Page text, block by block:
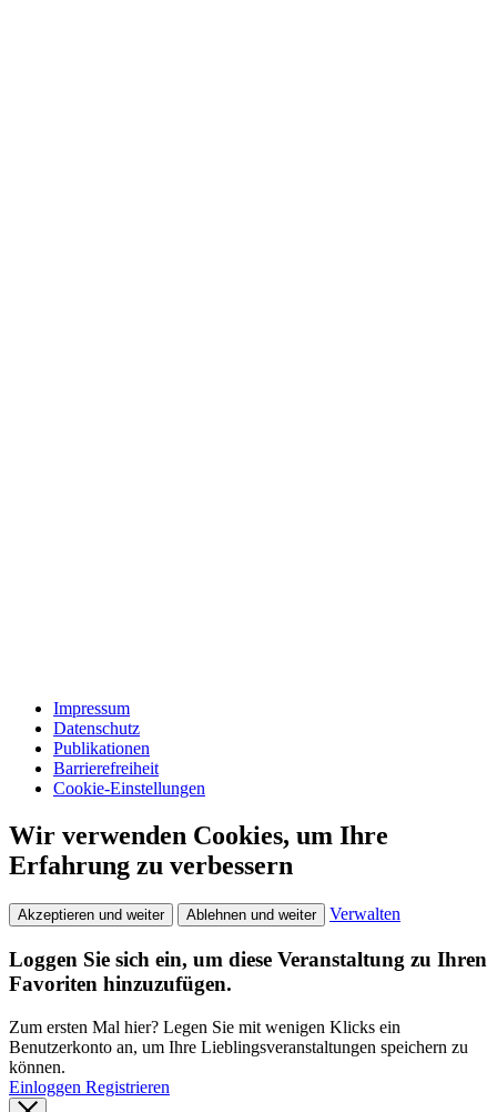
Impressum
Datenschutz
Publikationen
Barrierefreiheit
Cookie-Einstellungen
Wir verwenden Cookies, um Ihre
Erfahrung zu verbessern
Akzeptieren und weiter Ablehnen und weiter Verwalten
Loggen Sie sich ein, um diese Veranstaltung zu Ihren
Favoriten hinzuzufügen.
Zum ersten Mal hier? Legen Sie mit wenigen Klicks ein
Benutzerkonto an, um Ihre Lieblingsveranstaltungen speichern zu
können.
Einloggen Registrieren